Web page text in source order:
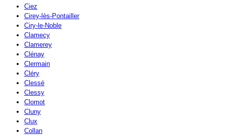
Ciez
Cirey-lès-Pontailler
Ciry-le-Noble
Clamecy
Clamerey
Clénay
Clermain
Cléry
Clessé
Clessy
Clomot
Cluny
Clux
Collan